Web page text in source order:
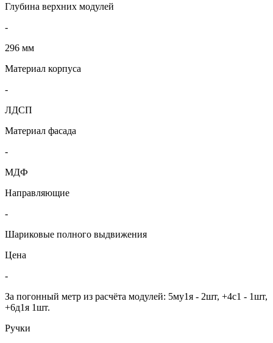
Глубина верхних модулей
-
296 мм
Материал корпуса
-
ЛДСП
Материал фасада
-
МДФ
Направляющие
-
Шариковые полного выдвижения
Цена
-
За погонный метр из расчёта модулей: 5му1я - 2шт, +4с1 - 1шт,
+6д1я 1шт.
Ручки